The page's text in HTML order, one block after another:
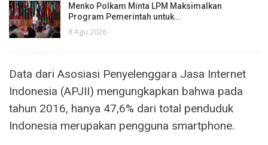
Menko Polkam Minta LPM Maksimalkan
Program Pemerintah untuk…
8 Agu 2026
Data dari Asosiasi Penyelenggara Jasa Internet
Indonesia (APJII) mengungkapkan bahwa pada
tahun 2016, hanya 47,6% dari total penduduk
Indonesia merupakan pengguna smartphone.